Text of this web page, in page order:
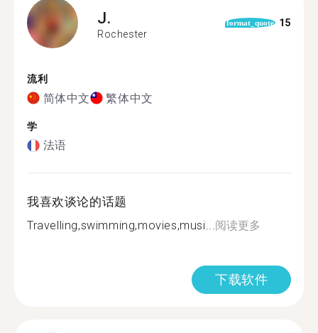
J.
Rochester
format_quote 15
流利
简体中文 繁体中文
学
法语
我喜欢谈论的话题
Travelling,swimming,movies,musi...阅读更多
下载软件